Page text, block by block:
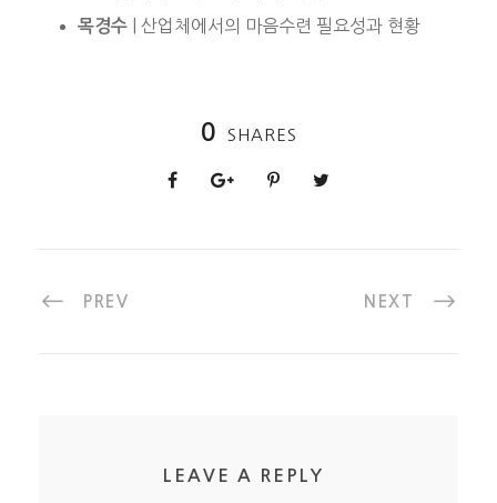
목경수 | 산업체에서의 마음수련 필요성과 현황
0 SHARES
PREV NEXT
LEAVE A REPLY